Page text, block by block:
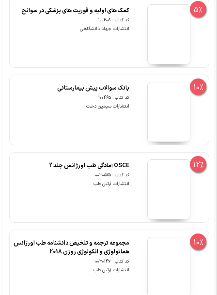
5% کمک های اولیه و فوریت های پزشکی در سوانح
کد کتاب : 100408
انتشارات جهاد دانشگاهی
10% بانک سوالات پیش بیمارستانی
کد کتاب : 100465
انتشارات سیمین دخت
12% OSCE آمادگی طب اورژانس جلد 2
کد کتاب : 0030525
انتشارات آرتین طب
10%
مجموعه ترجمه و تلخیص دانشنامه طب اورژانس
هماتولوژی و انکولوژی روزن 2018
کد کتاب : 0030147
انتشارات آرتین طب